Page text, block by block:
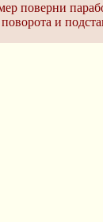
поверни
и